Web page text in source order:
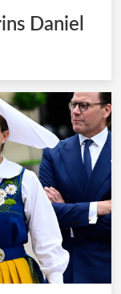
Daniel